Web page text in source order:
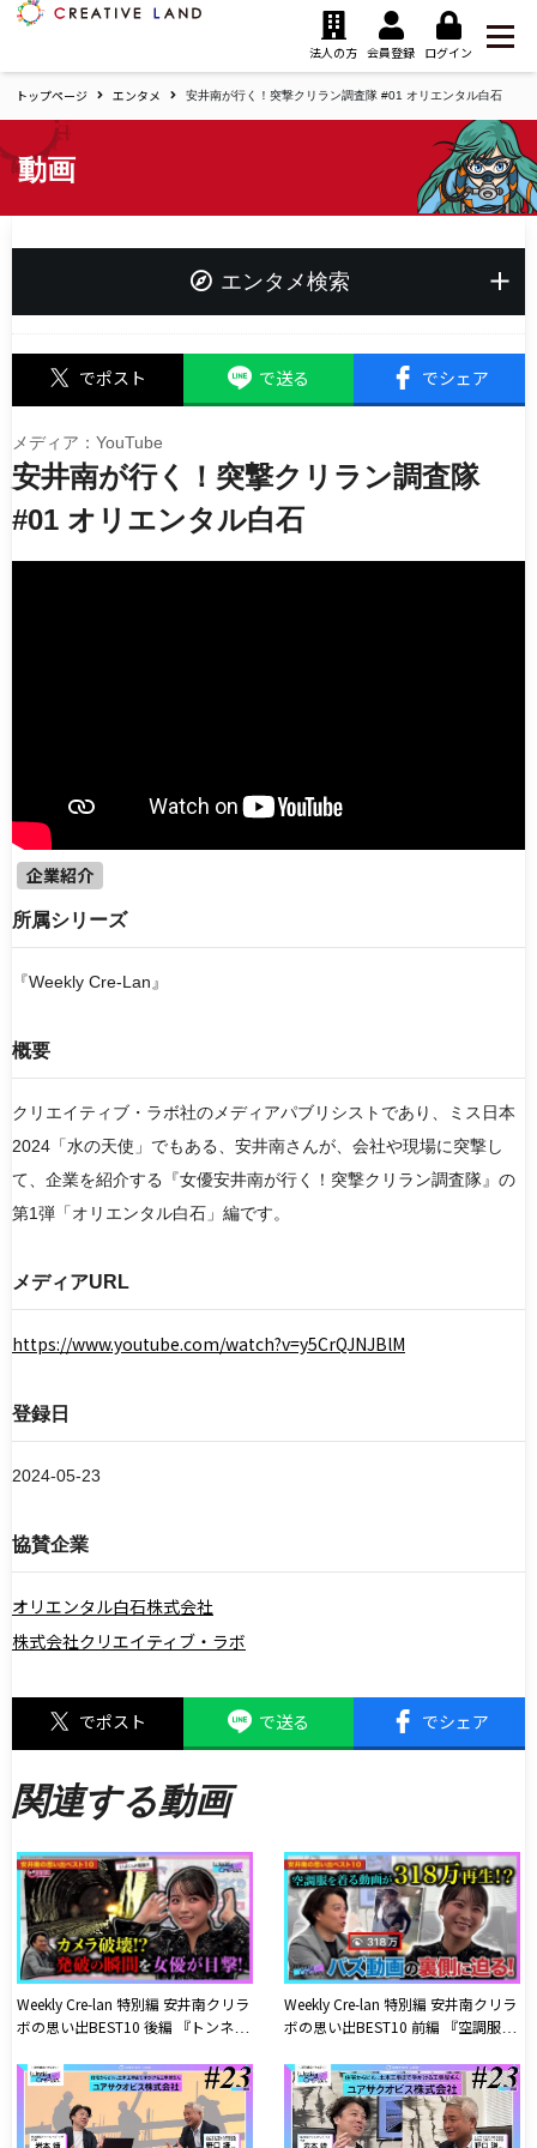
ク
エ
イ
テ
ィ
ブ
ド
法人の方 会員登録 ログイン
トップページ エンタメ 安井南が行く！突撃クリラン調査隊 #01 オリエンタル白石
動画
エンタメ検索
タグ
夢追い人応援プロジェクト
噂の土木応援チームデミーとマツ
『Weekly Cre-Lan』
TOKYO MX『ももいろインフラーZ』
ウシワカ−日本のインフラを守る技能者たちの挑戦−
並び順
ランダム
検索
でポスト で送る でシェア
メディア：YouTube
安井南が行く！突撃クリラン調査隊
#01 オリエンタル白石
企業紹介
所属シリーズ
『Weekly Cre-Lan』
概要
クリエイティブ・ラボ社のメディアパブリシストであり、ミス日本
2024「水の天使」でもある、安井南さんが、会社や現場に突撃し
て、企業を紹介する『女優安井南が行く！突撃クリラン調査隊』の
第1弾「オリエンタル白石」編です。
メディアURL
https://www.youtube.com/watch?v=y5CrQJNJBlM
登録日
2024-05-23
協賛企業
オリエンタル白石株式会社
株式会社クリエイティブ・ラボ
でポスト で送る でシェア
関連する動画
Weekly Cre-lan 特別編 安井南クリラ
ボの思い出BEST10 後編 『トンネル
台犠牲にした貴重映像を見逃すな!』
【安井南】
Weekly Cre-lan 特別編 安井南クリラ
ボの思い出BEST10 前編 『空調服を
ズ動画の裏側に迫る!』【安井南】